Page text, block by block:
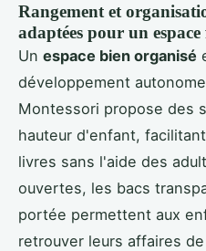
Rangement et
adaptées pour un
Un espace bien organisé
développement
Montessori propose des
hauteur d'enfant,
livres sans l'aide des
ouvertes, les bacs
portée permettent aux
retrouver leurs affaires